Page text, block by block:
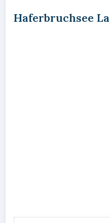
Haferbruchsee